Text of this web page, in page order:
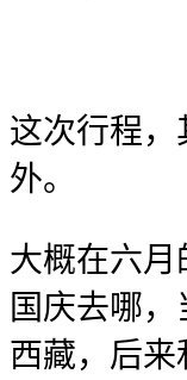
这次行程，
外。
大概在六
国庆去哪
西藏，后来